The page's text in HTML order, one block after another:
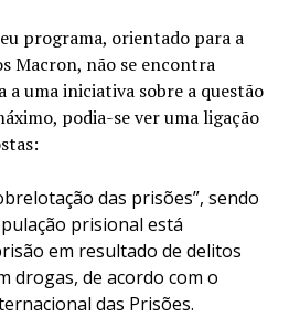
programa, orientado para a
Macron, não se encontra
uma iniciativa sobre a questão
podia-se ver uma ligação
das prisões”, sendo
prisional está
em resultado de delitos
drogas, de acordo com o
das Prisões.